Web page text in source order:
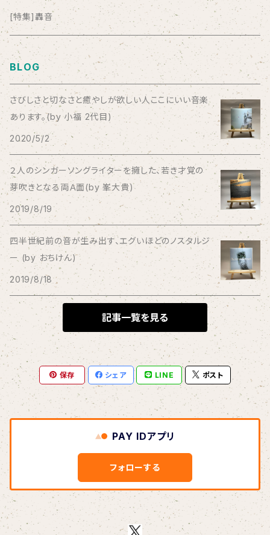
anticlockwise
Aysula
Bad Operation
Bagus!
BBBBBBB
The BEG
The Beths
THE BLACK SHANSONS
BLONDnewHALF
Blondy
BOAR HUNTER
bud&harbor
Bulbs Of Passion
B玉
Calme Adiction
[特集]轟音
BLOG
さびしさと切なさと癒やしが欲しい人ここにいい音楽
あります。(by 小福 2代目)
2020/5/2
２人のシンガーソングライターを擁した、若き才覚の
芽吹きとなる両Ａ面(by 峯大貴)
2019/8/19
四半世紀前の音が生み出す、エグいほどのノスタルジ
ー (by おちけん)
2019/8/18
記事一覧を見る
保存 シェア LINE ポスト
PAY IDアプリ
フォローする